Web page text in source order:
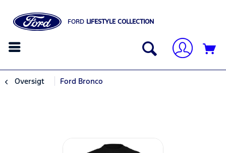
FORD LIFESTYLE COLLECTION
Oversigt Ford Bronco